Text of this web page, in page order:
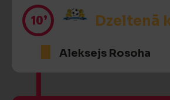
10’ Dzeltenā
Aleksejs Rosoha